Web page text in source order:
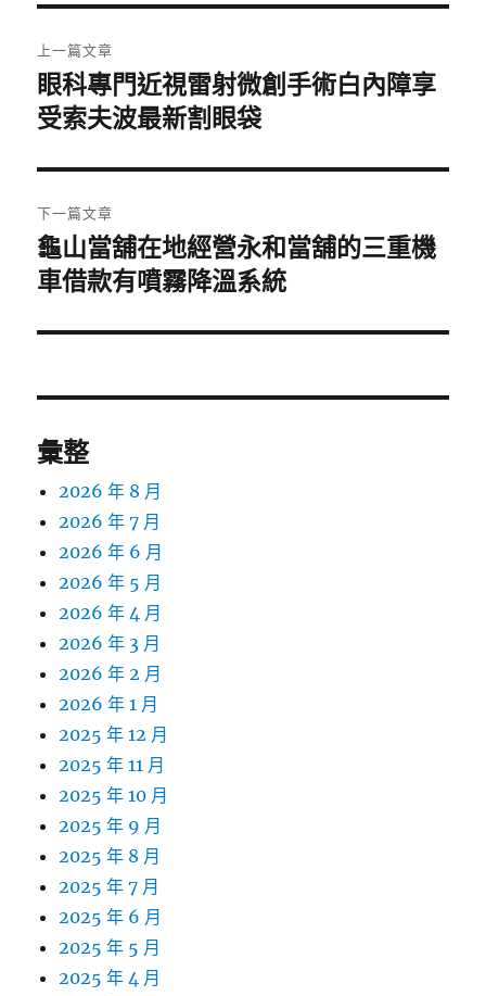
章
導
覽
上一篇文章
上
一
文
章:
眼科專門近視雷射微創手術白內障享
受索夫波最新割眼袋
下一篇文章
下
一
文
龜山當舖在地經營永和當舖的三重機
車借款有噴霧降溫系統
彙整
2026 年 8 月
2026 年 7 月
2026 年 6 月
2026 年 5 月
2026 年 4 月
2026 年 3 月
2026 年 2 月
2026 年 1 月
2025 年 12 月
2025 年 11 月
2025 年 10 月
2025 年 9 月
2025 年 8 月
2025 年 7 月
2025 年 6 月
2025 年 5 月
2025 年 4 月